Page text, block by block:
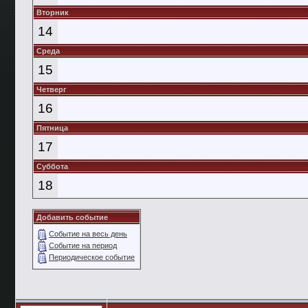
Вторник
14
Среда
15
Четверг
16
Пятница
17
Суббота
18
Добавить событие
Событие на весь день
Событие на период
Периодическое событие